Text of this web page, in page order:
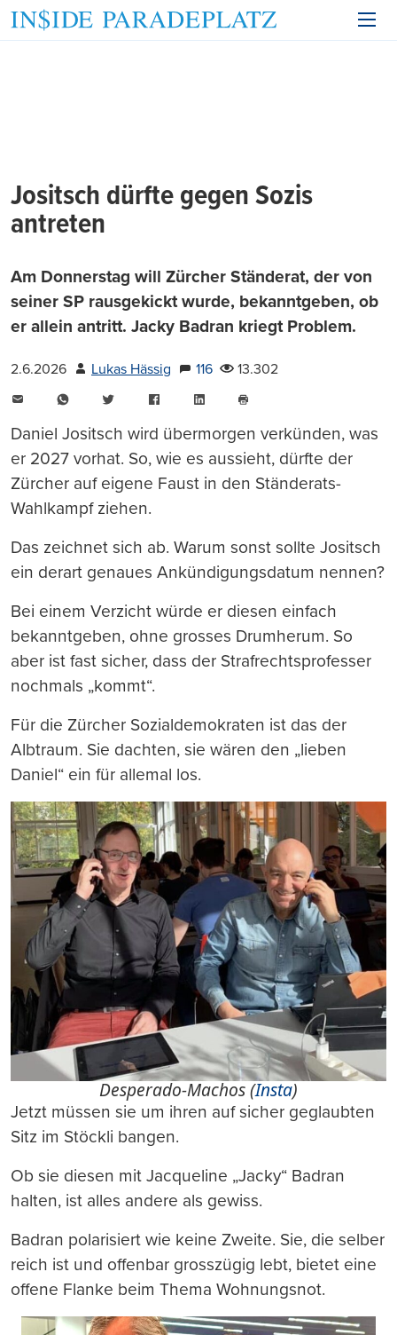
Jositsch dürfte gegen Sozis
antreten
Am Donnerstag will Zürcher Ständerat, der von
seiner SP rausgekickt wurde, bekanntgeben, ob
er allein antritt. Jacky Badran kriegt Problem.
2.6.2026 Lukas Hässig 116
13.302
WhatsAppTwitter FacebookLinkedIn
Daniel Jositsch wird übermorgen verkünden, was
er 2027 vorhat. So, wie es aussieht, dürfte der
Zürcher auf eigene Faust in den Ständerats-
Wahlkampf ziehen.
Das zeichnet sich ab. Warum sonst sollte Jositsch
ein derart genaues Ankündigungsdatum nennen?
Bei einem Verzicht würde er diesen einfach
bekanntgeben, ohne grosses Drumherum. So
aber ist fast sicher, dass der Strafrechtsprofesser
nochmals „kommt“.
Für die Zürcher Sozialdemokraten ist das der
Albtraum. Sie dachten, sie wären den „lieben
Daniel“ ein für allemal los.
Desperado-Machos (Insta)
Jetzt müssen sie um ihren auf sicher geglaubten
Sitz im Stöckli bangen.
Ob sie diesen mit Jacqueline „Jacky“ Badran
halten, ist alles andere als gewiss.
Badran polarisiert wie keine Zweite. Sie, die selber
reich ist und offenbar grosszügig lebt, bietet eine
offene Flanke beim Thema Wohnungsnot.